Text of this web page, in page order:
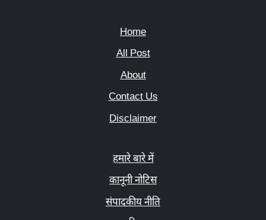
Home
All Post
About
Contact Us
Disclaimer
हमारे बारे में
कानूनी नोटिस
संपादकीय नीति